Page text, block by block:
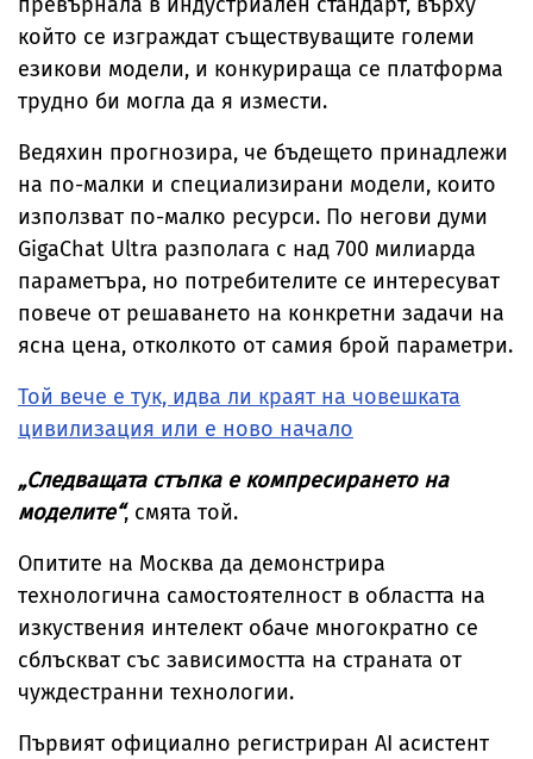
който се изграждат съществуващите големи
езикови модели, и конкурираща се платформа
трудно би могла да я измести.
Ведяхин прогнозира, че бъдещето принадлежи
на по-малки и специализирани модели, които
използват по-малко ресурси. По негови думи
GigaChat Ultra разполага с над 700 милиарда
параметъра, но потребителите се интересуват
повече от решаването на конкретни задачи на
ясна цена, отколкото от самия брой параметри.
Той вече е тук, идва ли краят на човешката
цивилизация или е ново начало
„Следващата стъпка е компресирането на
моделите“, смята той.
Опитите на Москва да демонстрира
технологична самостоятелност в областта на
изкуствения интелект обаче многократно се
сблъскват със зависимостта на страната от
чуждестранни технологии.
Първият официално регистриран AI асистент